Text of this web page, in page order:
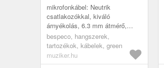
mikrofonkábel: Neutrik
csatlakozókkal, kiváló
árnyékolás, 6.3 mm átmérő,
NC3MXX típusú XLR papa és
NC3FXX típusú XLR mama
csaltakozók, 10 m hosszús...
bespeco, hangszerek,
tartozékok, kábelek, green
muziker.hu